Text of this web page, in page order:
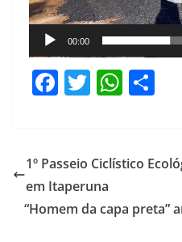
00:00
F
e
b
o
T
er
W
s
p
e
1º Passeio Ciclístico
em Itaperuna
“Homem da capa preta”